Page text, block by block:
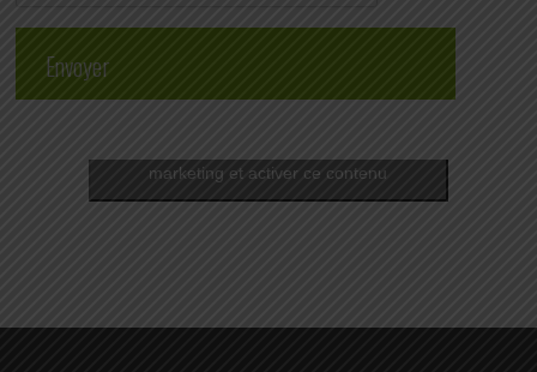
marketing et activer ce contenu